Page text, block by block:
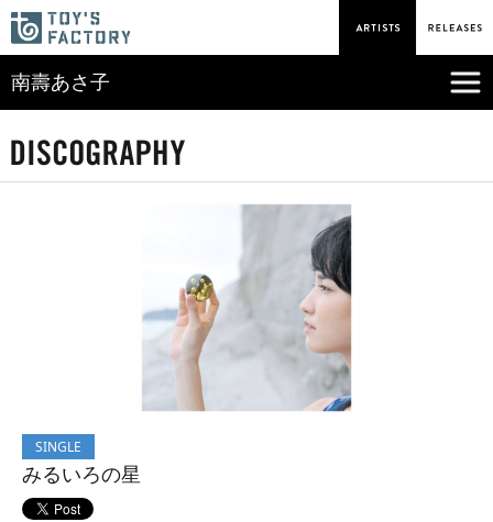
南壽あさ子
SINGLE
みるいろの星